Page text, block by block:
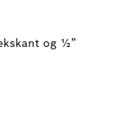
og ½”